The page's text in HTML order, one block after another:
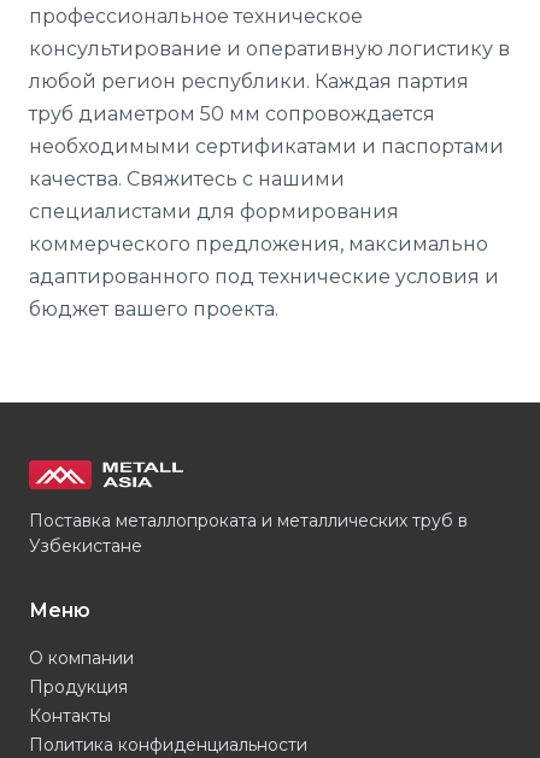
профессиональное техническое
консультирование и оперативную логистику в
любой регион республики. Каждая партия
труб диаметром 50 мм сопровождается
необходимыми сертификатами и паспортами
качества. Свяжитесь с нашими
специалистами для формирования
коммерческого предложения, максимально
адаптированного под технические условия и
бюджет вашего проекта.
Поставка металлопроката и металлических труб в
Узбекистане
Меню
О компании
Продукция
Контакты
Политика конфиденциальности